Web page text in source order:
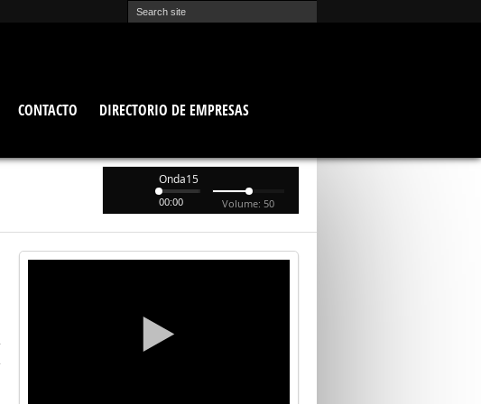
CONTACTO
DIRECTORIO DE EMPRESAS
Onda15
00:00 Volume: 50